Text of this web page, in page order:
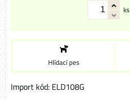
ks
Hlídací pes
Import kód: ELD108G